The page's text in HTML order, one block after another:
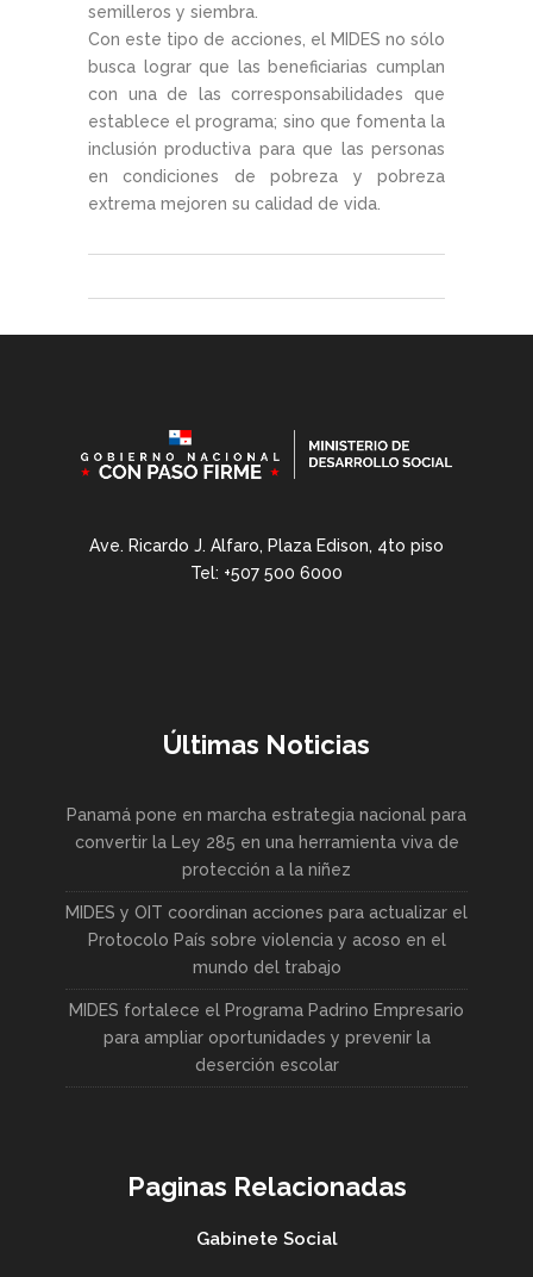
semilleros y siembra.
Con este tipo de acciones, el MIDES no sólo
busca lograr que las beneficiarias cumplan
con una de las corresponsabilidades que
establece el programa; sino que fomenta la
inclusión productiva para que las personas
en condiciones de pobreza y pobreza
extrema mejoren su calidad de vida.
Ave. Ricardo J. Alfaro, Plaza Edison, 4to piso
Tel: +507 500 6000
Últimas Noticias
Panamá pone en marcha estrategia nacional para
convertir la Ley 285 en una herramienta viva de
protección a la niñez
MIDES y OIT coordinan acciones para actualizar el
Protocolo País sobre violencia y acoso en el
mundo del trabajo
MIDES fortalece el Programa Padrino Empresario
para ampliar oportunidades y prevenir la
deserción escolar
Paginas Relacionadas
Gabinete Social